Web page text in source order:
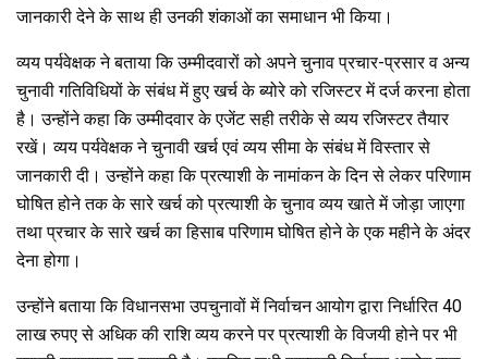
जानकारी देने के साथ ही उनकी शंकाओं का समाधान भी किया।
व्यय पर्यवेक्षक ने बताया कि उम्मीदवारों को अपने चुनाव प्रचार-प्रसार व अन्य
चुनावी गतिविधियों के संबंध में हुए खर्च के ब्योरे को रजिस्टर में दर्ज करना होता
है। उन्होंने कहा कि उम्मीदवार के एजेंट सही तरीके से व्यय रजिस्टर तैयार
रखें। व्यय पर्यवेक्षक ने चुनावी खर्च एवं व्यय सीमा के संबंध में विस्तार से
जानकारी दी। उन्होंने कहा कि प्रत्याशी के नामांकन के दिन से लेकर परिणाम
घोषित होने तक के सारे खर्च को प्रत्याशी के चुनाव व्यय खाते में जोड़ा जाएगा
तथा प्रचार के सारे खर्च का हिसाब परिणाम घोषित होने के एक महीने के अंदर
देना होगा।
उन्होंने बताया कि विधानसभा उपचुनावों में निर्वाचन आयोग द्वारा निर्धारित 40
लाख रुपए से अधिक की राशि व्यय करने पर प्रत्याशी के विजयी होने पर भी